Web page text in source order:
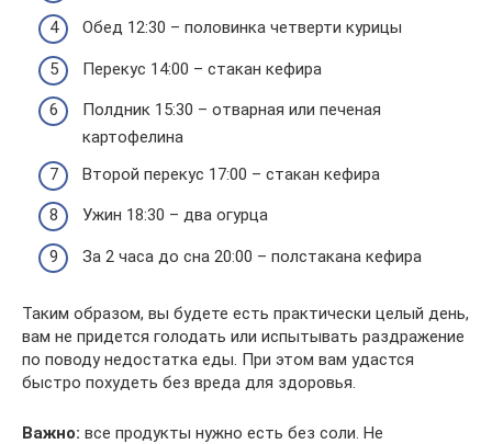
Обед 12:30 – половинка четверти курицы
Перекус 14:00 – стакан кефира
Полдник 15:30 – отварная или печеная
картофелина
Второй перекус 17:00 – стакан кефира
Ужин 18:30 – два огурца
За 2 часа до сна 20:00 – полстакана кефира
Таким образом, вы будете есть практически целый день,
вам не придется голодать или испытывать раздражение
по поводу недостатка еды. При этом вам удастся
быстро похудеть без вреда для здоровья.
Важно: все продукты нужно есть без соли. Не